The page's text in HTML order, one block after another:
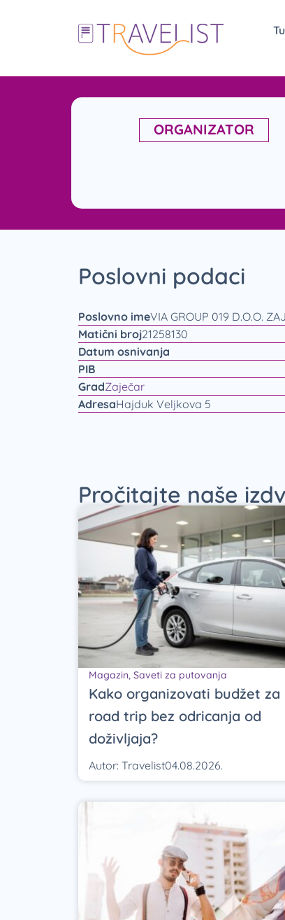
ORGANIZATOR
Poslovni podaci
Poslovno imeVIA GROUP 019 D.O.O.
Matični broj21258130
Datum osnivanja
PIB
GradZaječar
AdresaHajduk Veljkova 5
Pročitajte naše
Magazin, Saveti za putovanja
Kako organizovati budžet za
road trip bez odricanja od
doživljaja?
Autor: Travelist04.08.2026.